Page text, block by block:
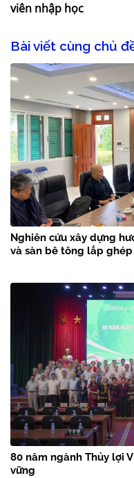
viên nhập học
Bài viết cùng chủ
Nghiên cứu xây dựng
và sàn bê tông lắp ghép
80 năm ngành Thủy lợi
vững